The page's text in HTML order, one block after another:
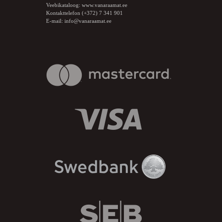
Veebikataloog: www.vanaraamat.ee
Kontakttelefon (+372) 7 341 901
E-mail: info@vanaraamat.ee